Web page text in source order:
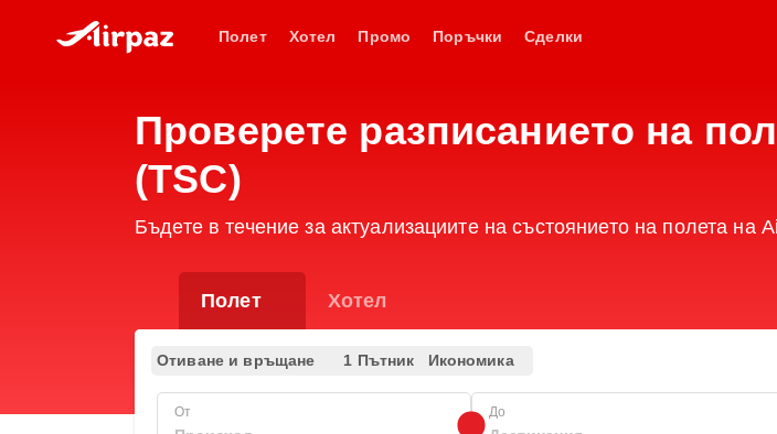
Полет Хотел Промо Поръчки Сделки
Проверете разписанието на
(TSC)
Бъдете в течение за актуализациите на състоянието на полета на
Полет Хотел
Отиване и връщане 1 Пътник Икономика
От До